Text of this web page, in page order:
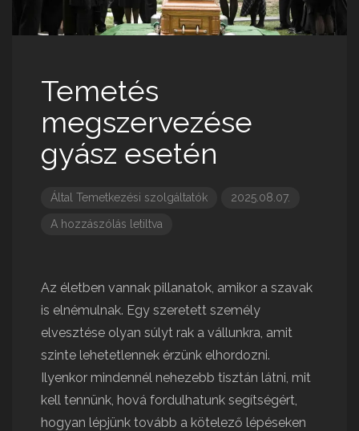
Temetés
megszervezése
gyász esetén
Által Temetkezési szolgáltatók 2025.08.07.
A hozzászólás letiltva
Az életben vannak pillanatok, amikor a szavak
is elnémulnak. Egy szeretett személy
elvesztése olyan súlyt rak a vállunkra, amit
szinte lehetetlennek érzünk elhordozni.
Ilyenkor mindennél nehezebb tisztán látni, mit
kell tennünk, hová fordulhatunk segítségért,
hogyan lépjünk tovább a kötelező lépéseken